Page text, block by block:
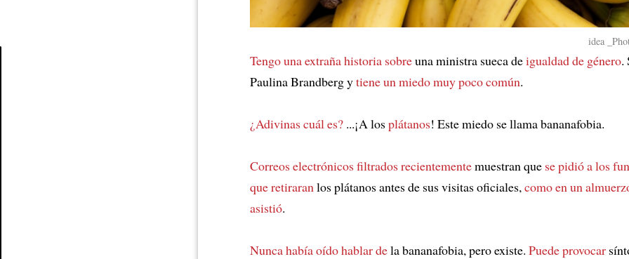
idea
Tengo una extraña historia sobreuna ministra sueca deigualdad de género.
Paulina Brandberg ytiene un miedo muy poco común.
¿Adivinas cuál es? ...¡A losplátanos! Este miedo se llama bananafobia.
Correos electrónicos filtrados recientementemuestran que se pidió a los
que retiraran los plátanos antes de sus visitas oficiales, como en un
asistió.
Nunca había oído hablar dela bananafobia, pero existe. Puede provocar